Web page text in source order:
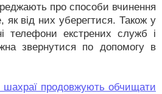
про способи вчинення
як від них уберегтися. Також у
телефони екстрених служб і
звернутися по допомогу в
шахраї продовжують обчищати